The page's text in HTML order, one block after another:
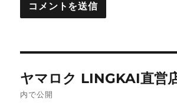
稿
ヤマロク LINGKAI直営
内で公開